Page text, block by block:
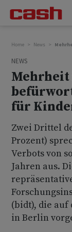
Home News
NEWS
Mehrheit
für
Zwei Drittel
Prozent)
Verbots von
Jahren aus.
(bidt), die
in Berlin